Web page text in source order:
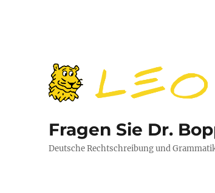
Fragen Sie Dr.
Deutsche Rechtschreibung und